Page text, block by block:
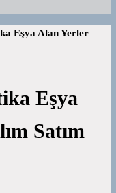
Eşya Alan Yerler
Eşya
Satım